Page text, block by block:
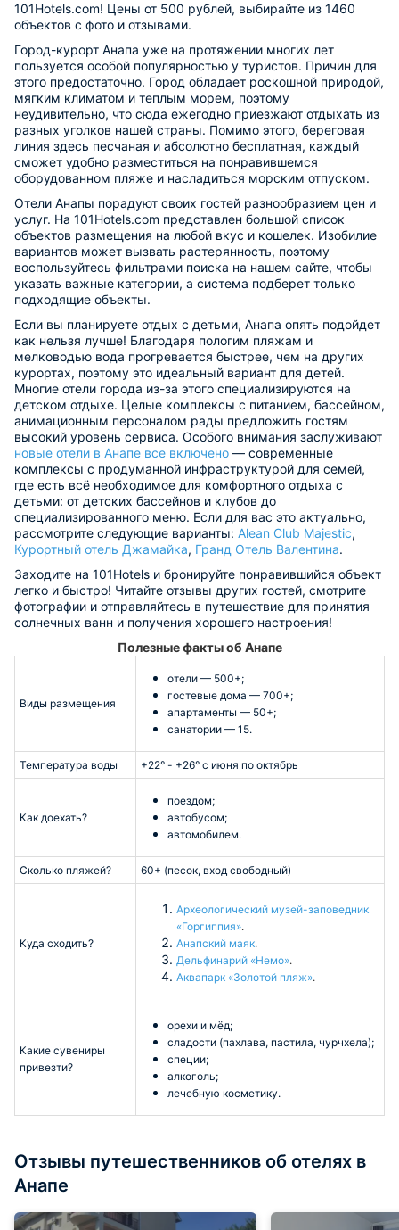
101Hotels.com! Цены от 500 рублей, выбирайте из 1460
объектов с фото и отзывами.
Город-курорт Анапа уже на протяжении многих лет
пользуется особой популярностью у туристов. Причин для
этого предостаточно. Город обладает роскошной природой,
мягким климатом и теплым морем, поэтому
неудивительно, что сюда ежегодно приезжают отдыхать из
разных уголков нашей страны. Помимо этого, береговая
линия здесь песчаная и абсолютно бесплатная, каждый
сможет удобно разместиться на понравившемся
оборудованном пляже и насладиться морским отпуском.
Отели Анапы порадуют своих гостей разнообразием цен и
услуг. На 101Hotels.com представлен большой список
объектов размещения на любой вкус и кошелек. Изобилие
вариантов может вызвать растерянность, поэтому
воспользуйтесь фильтрами поиска на нашем сайте, чтобы
указать важные категории, а система подберет только
подходящие объекты.
Если вы планируете отдых с детьми, Анапа опять подойдет
как нельзя лучше! Благодаря пологим пляжам и
мелководью вода прогревается быстрее, чем на других
курортах, поэтому это идеальный вариант для детей.
Многие отели города из-за этого специализируются на
детском отдыхе. Целые комплексы с питанием, бассейном,
анимационным персоналом рады предложить гостям
высокий уровень сервиса. Особого внимания заслуживают
новые отели в Анапе все включено — современные
комплексы с продуманной инфраструктурой для семей,
где есть всё необходимое для комфортного отдыха с
детьми: от детских бассейнов и клубов до
специализированного меню. Если для вас это актуально,
рассмотрите следующие варианты: Alean Club Majestic,
Курортный отель Джамайка, Гранд Отель Валентина.
Заходите на 101Hotels и бронируйте понравившийся объект
легко и быстро! Читайте отзывы других гостей, смотрите
фотографии и отправляйтесь в путешествие для принятия
солнечных ванн и получения хорошего настроения!
Полезные факты об Анапе
Виды размещения
отели — 500+;
гостевые дома — 700+;
апартаменты — 50+;
санатории — 15.
Температура воды +22° - +26° с июня по октябрь
Как доехать?
поездом;
автобусом;
автомобилем.
Сколько пляжей? 60+ (песок, вход свободный)
Куда сходить?
Археологический музей-заповедник
«Горгиппия».
Анапский маяк.
Дельфинарий «Немо».
Аквапарк «Золотой пляж».
Какие сувениры
привезти?
орехи и мёд;
сладости (пахлава, пастила, чурчхела);
специи;
алкоголь;
лечебную косметику.
Отзывы путешественников об отелях в
Анапе